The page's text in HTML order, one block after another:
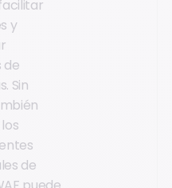
y
de
Sin
de